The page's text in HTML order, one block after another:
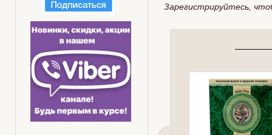
Зарегистрируйтесь,